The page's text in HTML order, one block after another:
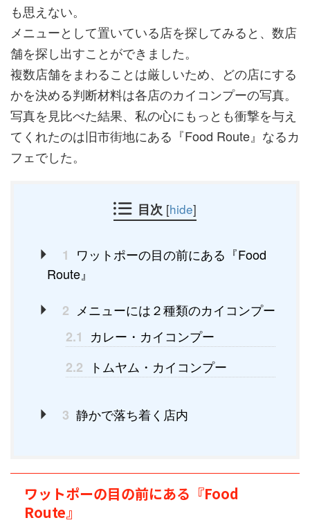
も思えない。
メニューとして置いている店を探してみると、数店
舗を探し出すことができました。
複数店舗をまわることは厳しいため、どの店にする
かを決める判断材料は各店のカイコンプーの写真。
写真を見比べた結果、私の心にもっとも衝撃を与え
てくれたのは旧市街地にある『Food Route』なるカ
フェでした。
目次 [hide]
1 ワットポーの目の前にある『Food
Route』
2 メニューには２種類のカイコンプー
2.1 カレー・カイコンプー
2.2
トムヤム・カイコンプー
3 静かで落ち着く店内
ワットポーの目の前にある『Food
Route』